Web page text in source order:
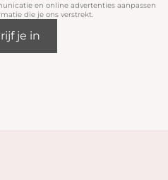
en online advertenties aanpassen
die je ons verstrekt.
je in